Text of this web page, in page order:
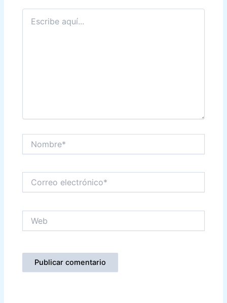
Escribe
aquí...
electrónico*